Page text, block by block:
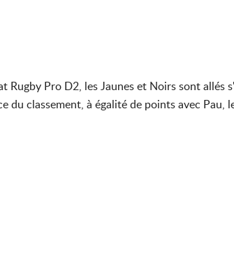
Rugby Pro D2, les Jaunes et Noirs sont allés
du classement, à égalité de points avec